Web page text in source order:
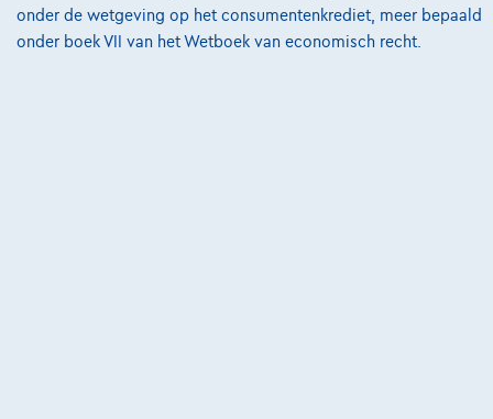
Cardoen.be
onder de wetgeving op het consumentenkrediet, meer bepaald
onder boek VII van het Wetboek van economisch recht.